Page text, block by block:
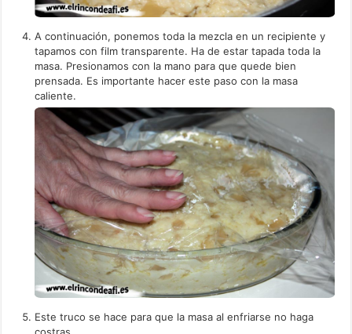
A continuación, ponemos toda la mezcla en un recipiente y
tapamos con film transparente. Ha de estar tapada toda la
masa. Presionamos con la mano para que quede bien
prensada. Es importante hacer este paso con la masa
caliente.
Este truco se hace para que la masa al enfriarse no haga